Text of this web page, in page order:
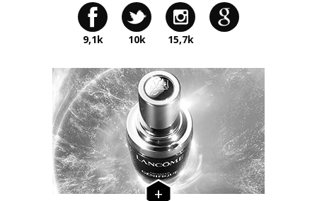
9,1k 10k 15,7k